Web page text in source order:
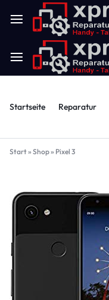
Startseite Reparatur
Start» Shop» Pixel 3